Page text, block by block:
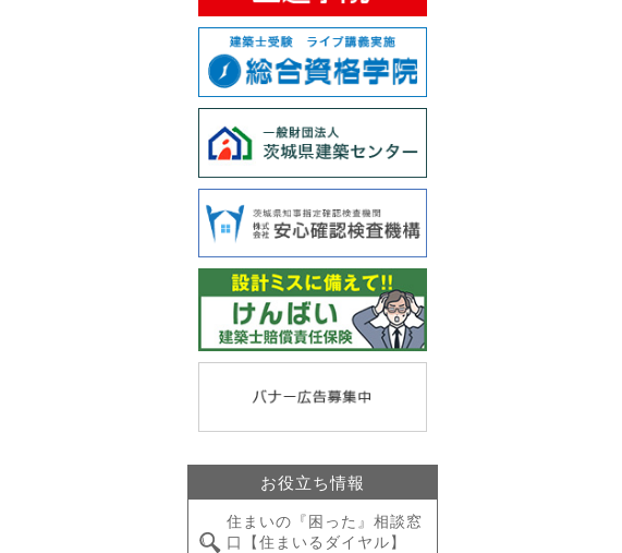
お役立ち情報
住まいの『困った』相談窓
口【住まいるダイヤル】